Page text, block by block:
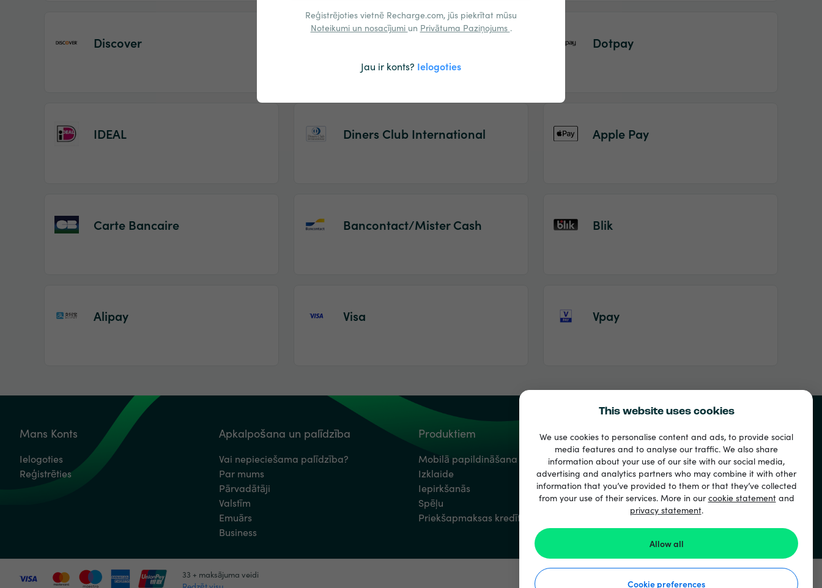
This website uses cookies
We use cookies to personalise content and ads, to provide social
media features and to analyse our traffic. We also share
information about your use of our site with our social media,
advertising and analytics partners who may combine it with other
information that you’ve provided to them or that they’ve collected
from your use of their services. More in ourcookie statementand
privacy statement.
Allow all
Cookie preferences
Reģistrējoties vietnē Recharge.com, jūs piekrītat mūsu
Noteikumi un nosacījumi un Privātuma Paziņojums .
Jau ir konts? Ielogoties
Discover Dotpay
IDEAL Diners Club International Apple Pay
Carte Bancaire Bancontact/Mister Cash Blik
Alipay Visa Vpay
Mans Konts
Ielogoties
Reģistrēties
Apkalpošana un palīdzība
Vai nepieciešama palīdzība?
Par mums
Pārvadātāji
Valstīm
Emuārs
Business
Produktiem
Mobilā papildināšana
Izklaide
Iepirkšanās
Spēļu
Priekšapmaksas kredītkartes
33 + maksājuma veidi